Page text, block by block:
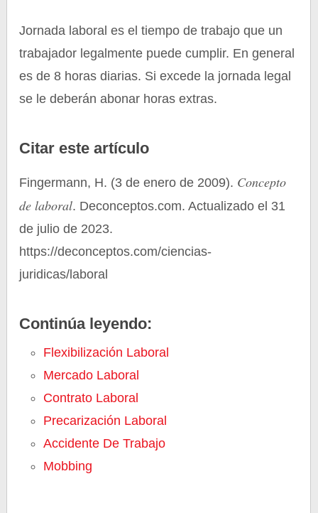
Jornada laboral es el tiempo de trabajo que un
trabajador legalmente puede cumplir. En general
es de 8 horas diarias. Si excede la jornada legal
se le deberán abonar horas extras.
Citar este artículo
Fingermann, H. (3 de enero de 2009). Concepto
de laboral. Deconceptos.com. Actualizado el 31
de julio de 2023.
https://deconceptos.com/ciencias-
juridicas/laboral
Continúa leyendo:
Flexibilización Laboral
Mercado Laboral
Contrato Laboral
Precarización Laboral
Accidente De Trabajo
Mobbing